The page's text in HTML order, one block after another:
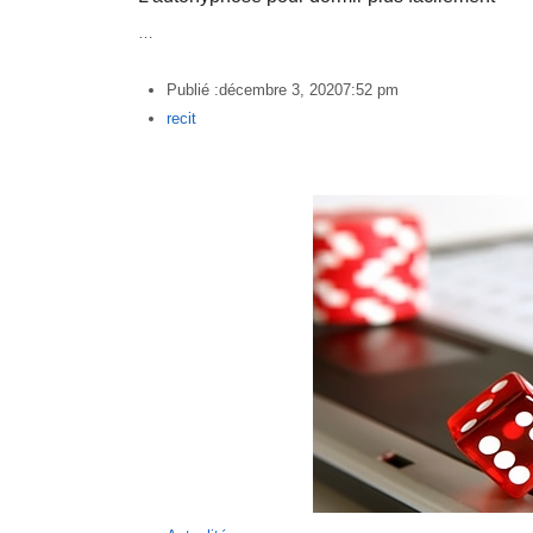
…
Publié :décembre 3, 20207:52 pm
Author
recit